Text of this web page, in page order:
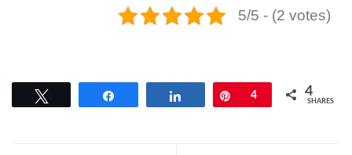
5/5 - (2 votes)
Pin
4 4
SHARES